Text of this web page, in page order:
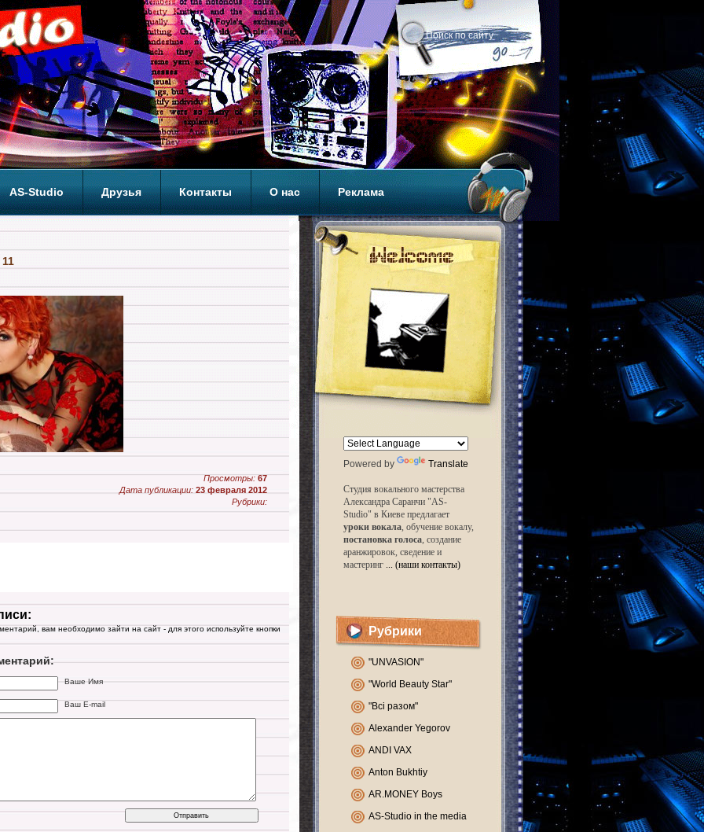
AS-Studio Друзья Контакты О нас Реклама
Просмотры: 67
Дата публикации: 23 февраля 2012
Рубрики:
вам необходимо зайти на сайт - для этого используйте кнопки
Ваше Имя
Ваш E-mail
Powered by Translate
Студия вокального мастерства
Александра Саранчи "AS-
Studio" в Киеве предлагает
уроки вокала, обучение вокалу,
постановка голоса, создание
аранжировок, сведение и
мастеринг ... (наши контакты)
Рубрики
"UNVASION"
"World Beauty Star"
"Всі разом"
Alexander Yegorov
ANDI VAX
Anton Bukhtiy
AR.MONEY Boys
AS-Studio in the media